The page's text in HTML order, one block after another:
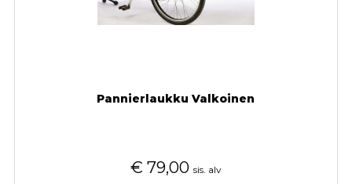
Pannierlaukku Valkoinen
€ 79,00 sis. alv